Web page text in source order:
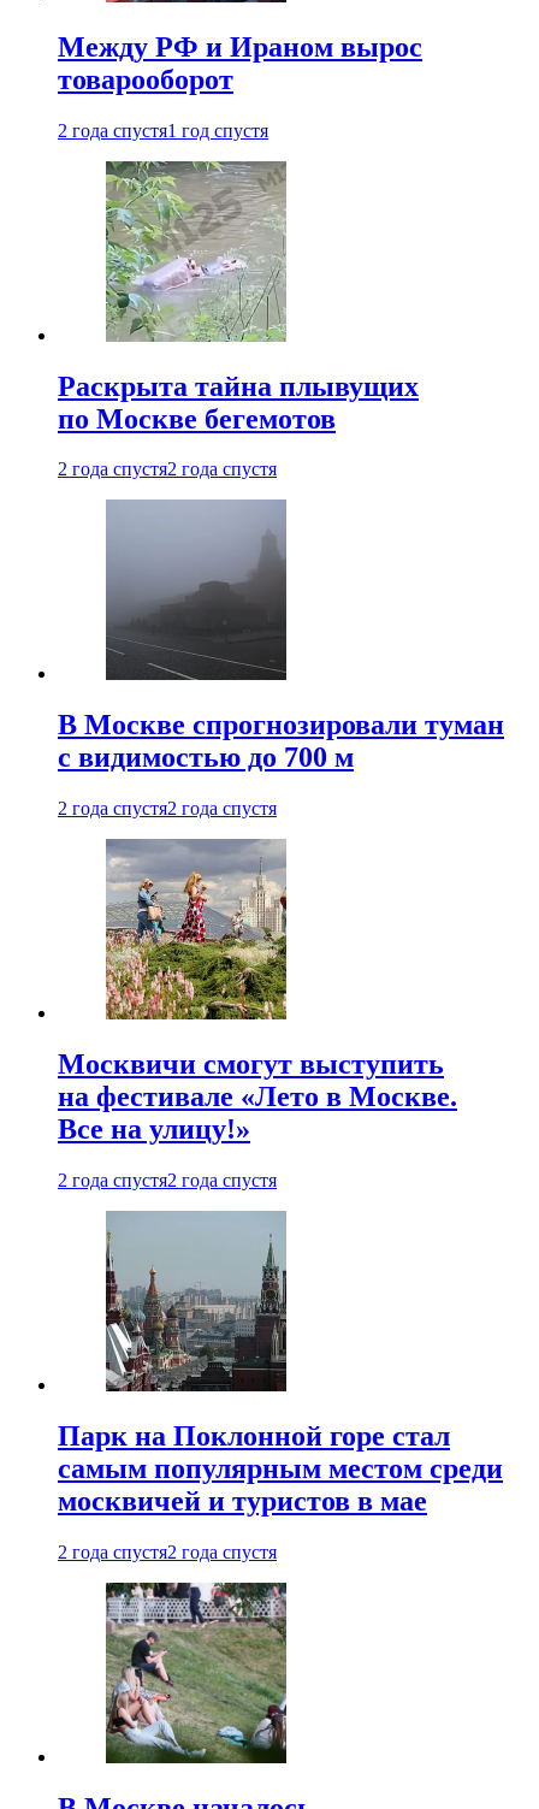
Между РФ и Ираном вырос
товарооборот
2 года спустя1 год спустя
Раскрыта тайна плывущих
по Москве бегемотов
2 года спустя2 года спустя
В Москве спрогнозировали туман
с видимостью до 700 м
2 года спустя2 года спустя
Москвичи смогут выступить
на фестивале «Лето в Москве.
Все на улицу!»
2 года спустя2 года спустя
Парк на Поклонной горе стал
самым популярным местом среди
москвичей и туристов в мае
2 года спустя2 года спустя